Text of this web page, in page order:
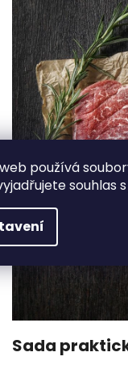
používá
souhlas
Sada